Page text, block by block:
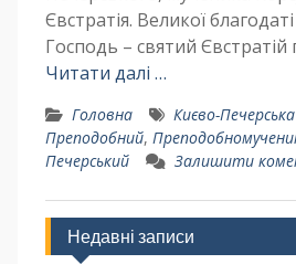
Євстратія. Великої
Господь – святий
Читати далі …
Головна Києво-
Преподобний,
Печерський
Залишити
Недавні записи